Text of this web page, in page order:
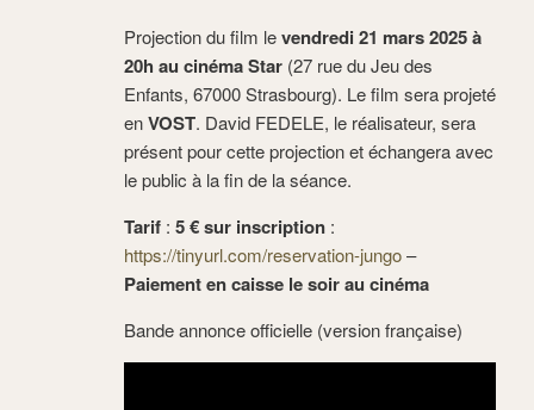
Projection du film levendredi 21 mars 2025 à
20h au cinéma Star (27 rue du Jeu des
Enfants, 67000 Strasbourg). Le film sera projeté
enVOST. David FEDELE, le réalisateur, sera
présent pour cette projection et échangera avec
le public à la fin de la séance.
Tarif : 5 € sur inscription :
https://tinyurl.com/reservation-jungo–
Paiement en caisse le soir au cinéma
Bande annonce officielle (version française)